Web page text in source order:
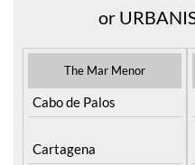
or
The Mar Menor
Cabo de Palos
Cartagena